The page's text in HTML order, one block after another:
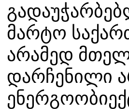
მარტო
არამედ
დარჩენილი